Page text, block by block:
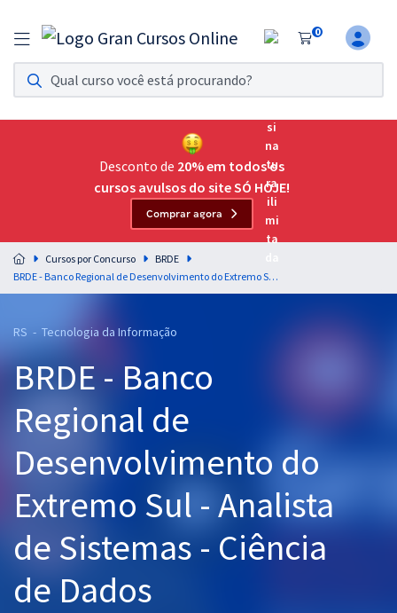
0
Assinatura Ilimitada 11
Acesso a todos os cursos. Teste grátis por 7 dias!
Assinatura OAB Até Passar
Acesso ilimitado a toda preparação para o Exame da
Residências Multiprofissionais
Preparação completa e intensiva para as principais
residências em saúde do Brasil
Cursos 20% OFF
Pós
Graduação
OAB
Mentorias
Questões grátis
Desconto de 20% em todos os
cursos avulsos do site SÓ HOJE!
Comprar agora
Cursos por Concurso
BRDE
BRDE - Banco Regional de Desenvolvimento do Extremo Sul - Analista de Sistemas - Ciência de Dados
RS - Tecnologia da Informação
BRDE - Banco
Regional de
Desenvolvimento do
Extremo Sul - Analista
de Sistemas - Ciência
de Dados